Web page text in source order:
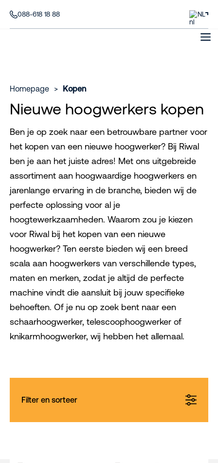
088-618 18 88 NL
Homepage > Kopen
Nieuwe hoogwerkers kopen
Ben je op zoek naar een betrouwbare partner voor
het kopen van een nieuwe hoogwerker? Bij Riwal
ben je aan het juiste adres! Met ons uitgebreide
assortiment aan hoogwaardige hoogwerkers en
jarenlange ervaring in de branche, bieden wij de
perfecte oplossing voor al je
hoogtewerkzaamheden. Waarom zou je kiezen
voor Riwal bij het kopen van een nieuwe
hoogwerker? Ten eerste bieden wij een breed
scala aan hoogwerkers van verschillende types,
maten en merken, zodat je altijd de perfecte
machine vindt die aansluit bij jouw specifieke
behoeften. Of je nu op zoek bent naar een
schaarhoogwerker, telescoophoogwerker of
knikarmhoogwerker, wij hebben het allemaal.
Filter en sorteer